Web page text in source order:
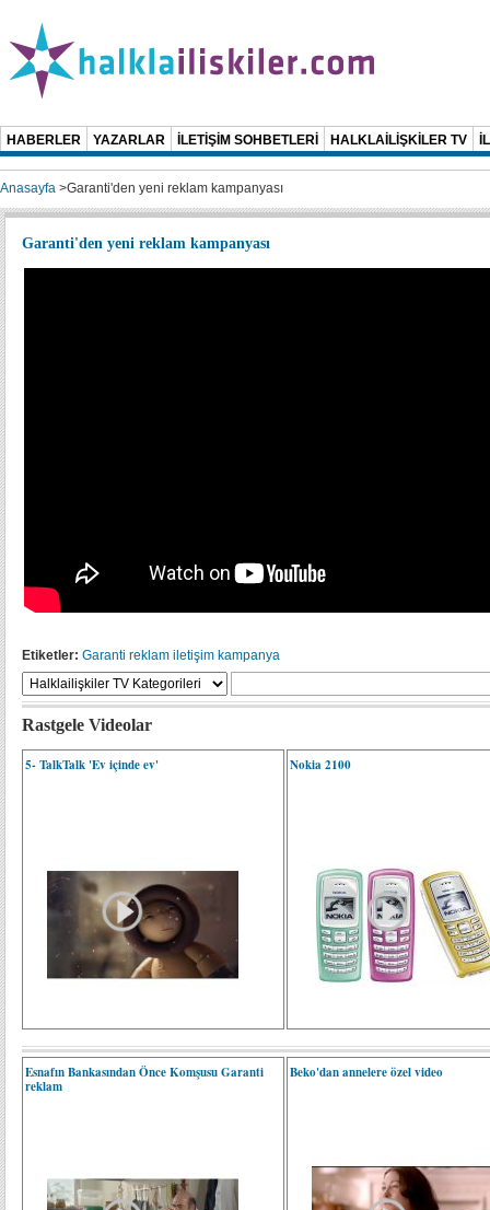
HABERLER YAZARLAR İLETİŞİM SOHBETLERİ HALKLAİLİŞKİLER TV
Anasayfa >Garanti'den yeni reklam kampanyası
Garanti'den yeni reklam kampanyası
Etiketler: Garanti reklam iletişim kampanya
Rastgele Videolar
5- TalkTalk 'Ev içinde ev' Nokia 2100
Esnafın Bankasından Önce Komşusu Garanti
reklam
Beko'dan annelere özel video